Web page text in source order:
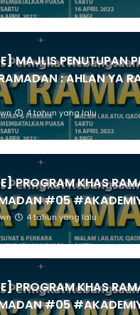
MAJLIS PENUTUPAN
: AHLAN YA
4 tahun yang lalu
PROGRAM KHAS
#05
4 tahun yang lalu
PROGRAM KHAS
#05